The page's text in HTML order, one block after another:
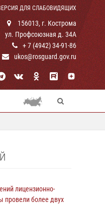
ДЛЯ СЛАБОВИДЯЩИХ
156013, г. Кострома
ул. Профсоюзная д. 34А
+ 7 (4942) 34-91-86
ukos@rosguard.gov.ru
лицензионно-
провели более двух